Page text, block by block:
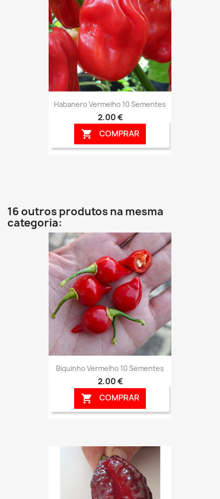
Habanero Vermelho 10 Sementes
2,00 €
 COMPRAR
16 outros produtos na mesma
categoria:
Biquinho Vermelho 10 Sementes
2,00 €
 COMPRAR